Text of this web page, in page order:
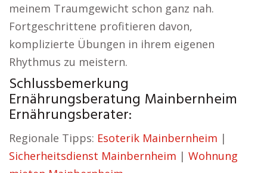
meinem Traumgewicht schon ganz nah.
Fortgeschrittene profitieren davon,
komplizierte Übungen in ihrem eigenen
Rhythmus zu meistern.
Schlussbemerkung
Ernährungsberatung Mainbernheim
Ernährungsberater:
Regionale Tipps: Esoterik Mainbernheim |
Sicherheitsdienst Mainbernheim | Wohnung